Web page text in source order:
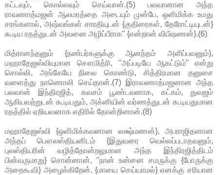
கட்டவும், கொல்லவும் செய்வான்.(5) பலவானான அந்த
ராவணாத்மஜன் ஆலமரத்தை அடையும் முன்பே, ஒளிமிக்க உமது
சரங்களால், அஷ்வங்கள் சாரதியுடன் {குதிரைகள், தேரோட்டியுடன்}
கூடிய ரதத்துடன் அவனை அழிப்பீராக" {என்றான் விபீஷணன்}.(6)
மித்ரானந்தனும் {நண்பர்களுக்கு ஆனந்தம் அளிப்பவனும்},
மஹாதேஜஸ்வியுமான சௌமித்ரி, "அப்படியே ஆகட்டும்" என்று
சொல்லி, அங்கேயே நிலை கொண்டு, சித்திரமான தனுசை
வளைத்து நாணொலி செய்தான்.(7) இராவணாத்மஜனான அந்த
பலவான் இந்திரஜித், கவசம் பூண்டவனாக, கட்கம், துவஜம்
ஆகியவற்றுடன் கூடியதும், அக்னியின் வர்ணத்துடன் கூடியதுமான
ரதத்தில் ஏறியவனாக எதிரில் தோன்றினான்.(8)
மஹாதேஜஸ்வி {ஒளிமிக்கவனான லக்ஷ்மணன்}, அபராஜிதனான
அந்தப் பௌலஸ்தியனிடம் {இதுவரை வெல்லப்படாதவனும்,
புலஸ்தியரின் வழித்தோன்றலுமான அந்த இந்திரஜித்திடம்
பின்வருமாறு} சொன்னான், "நான் உன்னை சமருக்கு {போருக்கு
அறைகூவி} அழைக்கிறேன். {மாயை செய்யாமல்} எனக்கு சரியான